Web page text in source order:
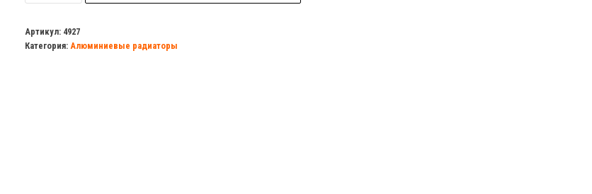
алюминиевый
500/80
Артикул: 4927
Категория: Алюминиевые радиаторы